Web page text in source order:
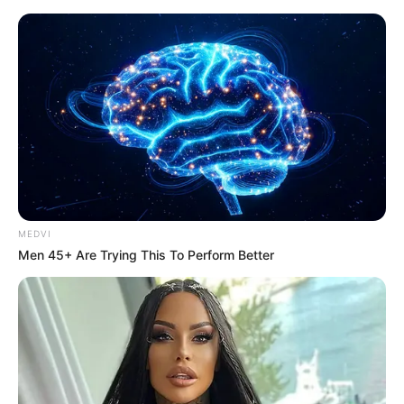
HOME
Acs e ACE Aposentadoria > Notícia Rede Globo
Reação contra a matéria de O Globo, que diz que Aposentadoria
MEDVI
Men 45+ Are Trying This To Perform Better